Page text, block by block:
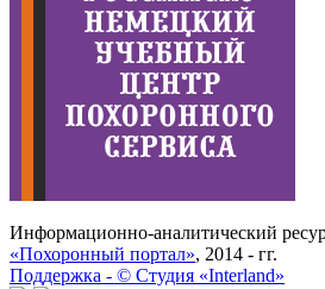
Информационно-аналитический
«Похоронный портал», 2014 - гг.
Поддержка - © Cтудия «Interland»